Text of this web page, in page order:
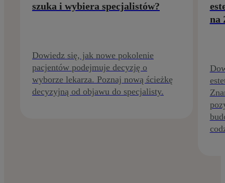
szuka i wybiera specjalistów?
Dowiedz się, jak nowe pokolenie
pacjentów podejmuje decyzję o
wyborze lekarza. Poznaj nową ścieżkę
decyzyjną od objawu do specjalisty.
na